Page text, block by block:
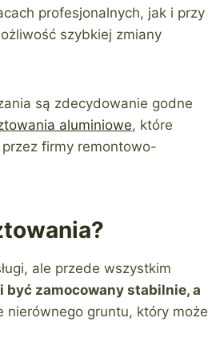
profesjonalnych, jak i przy
szybkiej zmiany
są zdecydowanie godne
aluminiowe, które
przez firmy remontowo-
ale przede wszystkim
zamocowany stabilnie, a
nierównego gruntu, który może